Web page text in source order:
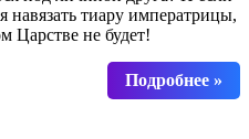
навязать тиару императрицы,
Царстве не будет!